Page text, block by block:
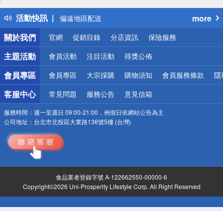
活動快訊
銀行優惠
偏遠地區配送
詐騙網頁！請小心！
more
關於我們
官網 促銷目錄 分店資訊 保險服務
主題活動 會員活動 注目活動 得獎公佈
會員專區 會員專區 大宗採購 購物須知 會員服務條款 隱
客服中心 常見問題 服務公告 意見信箱
服務時間： 週一至週日 09:00-21:00，例假日依網站公告為主
公司地址： 台北市北投區大業路136號5樓 (台灣)
食品業者登錄字號 A-122662550-00000-6
Copyright©2026 Uni-Prosperity Lifestyle Corp. All Right Reserved